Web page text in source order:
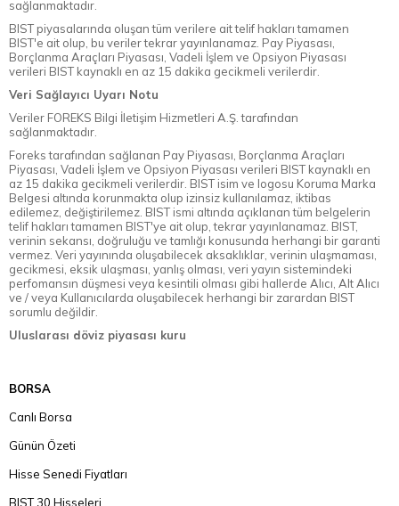
sağlanmaktadır.
BIST piyasalarında oluşan tüm verilere ait telif hakları tamamen
BIST'e ait olup, bu veriler tekrar yayınlanamaz. Pay Piyasası,
Borçlanma Araçları Piyasası, Vadeli İşlem ve Opsiyon Piyasası
verileri BIST kaynaklı en az 15 dakika gecikmeli verilerdir.
Veri Sağlayıcı Uyarı Notu
Veriler FOREKS Bilgi İletişim Hizmetleri A.Ş. tarafından
sağlanmaktadır.
Foreks tarafından sağlanan Pay Piyasası, Borçlanma Araçları
Piyasası, Vadeli İşlem ve Opsiyon Piyasası verileri BIST kaynaklı en
az 15 dakika gecikmeli verilerdir. BIST isim ve logosu Koruma Marka
Belgesi altında korunmakta olup izinsiz kullanılamaz, iktibas
edilemez, değiştirilemez. BIST ismi altında açıklanan tüm belgelerin
telif hakları tamamen BIST'ye ait olup, tekrar yayınlanamaz. BIST,
verinin sekansı, doğruluğu ve tamlığı konusunda herhangi bir garanti
vermez. Veri yayınında oluşabilecek aksaklıklar, verinin ulaşmaması,
gecikmesi, eksik ulaşması, yanlış olması, veri yayın sistemindeki
perfomansın düşmesi veya kesintili olması gibi hallerde Alıcı, Alt Alıcı
ve / veya Kullanıcılarda oluşabilecek herhangi bir zarardan BIST
sorumlu değildir.
Uluslarası döviz piyasası kuru
BORSA
Canlı Borsa
Günün Özeti
Hisse Senedi Fiyatları
BIST 30 Hisseleri